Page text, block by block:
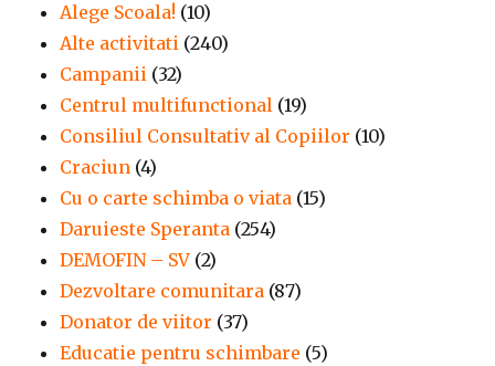
Alege Scoala! (10)
Alte activitati (240)
Campanii (32)
Centrul multifunctional (19)
Consiliul Consultativ al Copiilor (10)
Craciun (4)
Cu o carte schimba o viata (15)
Daruieste Speranta (254)
DEMOFIN – SV (2)
Dezvoltare comunitara (87)
Donator de viitor (37)
Educatie pentru schimbare (5)